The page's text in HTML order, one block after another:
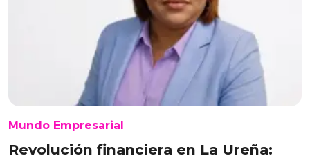
Mundo Empresarial
Revolución financiera en La Ureña: